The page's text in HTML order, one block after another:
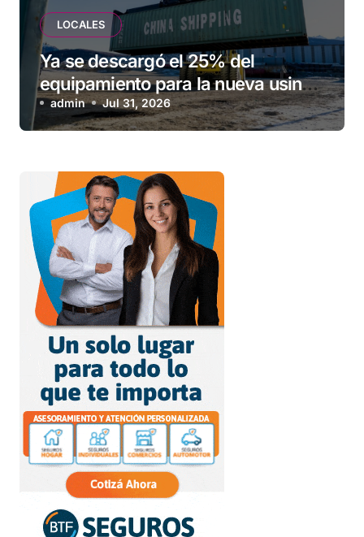
LOCALES
Ya se descargó el 25% del
equipamiento para la nueva usina
de Ushuaia
admin Jul 31, 2026